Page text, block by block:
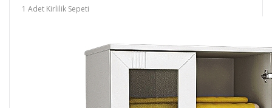
1 Adet Kirlilik Sepeti